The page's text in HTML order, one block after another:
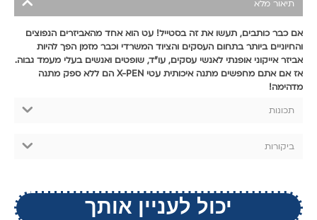
תיאור מלא
אם כבר כותבים, תעשו את זה בסטייל! עט הוא אחד מהאביזרים הנפוצים
והחיוניים ביותר בתחום העסקים והציוד המשרדי וכבר מזמן הפך להיות
אביזר אייקוני אופנתי לאנשי עסקים, עו"ד, שופטים ואנשים בעלי מעמד גבוה.
אז אם אתם מחפשים מתנה איכותית עטי X-PEN הם ללא ספק מתנה
מדהימה!
תכונות
ביקורות
יכול לעניין אותך